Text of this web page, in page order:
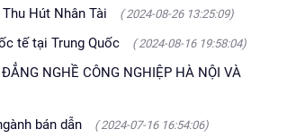
Hút Nhân Tài ( 2024-08-26 13:25:09)
tế tại Trung Quốc ( 2024-08-16 19:58:04)
NGHỀ CÔNG NGHIỆP HÀ NỘI VÀ
bán dẫn ( 2024-07-16 16:54:06)